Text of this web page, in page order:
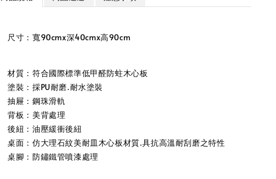
尺寸：寬90cmx深40cmx高90cm
材質：符合國際標準低甲醛防蛀木心板
塗裝：採PU耐磨.耐水塗裝
抽屜：鋼珠滑軌
背板：美背處理
後紐：油壓緩衝後紐
桌面： 仿大理石紋美耐皿木心板材質.具抗高溫耐刮磨之特性
桌腳：防鏽鐵管噴漆處理